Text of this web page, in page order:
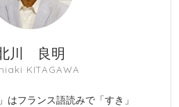
川 良明
KITAGAWA
はフランス語読みで「すき」